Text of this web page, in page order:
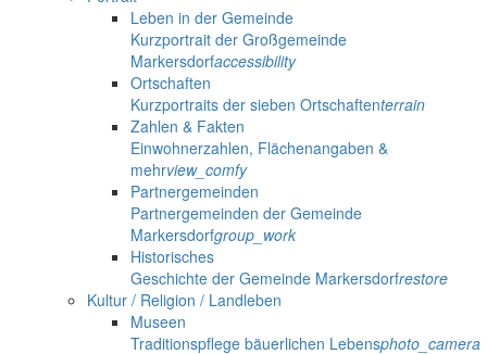
Leben in der Gemeinde
Kurzportrait der Großgemeinde
Markersdorfaccessibility
Ortschaften
Kurzportraits der sieben Ortschaftenterrain
Zahlen & Fakten
Einwohnerzahlen, Flächenangaben &
mehrview_comfy
Partnergemeinden
Partnergemeinden der Gemeinde
Markersdorfgroup_work
Historisches
Geschichte der Gemeinde Markersdorfrestore
Kultur / Religion / Landleben
Museen
Traditionspflege bäuerlichen Lebensphoto_camera